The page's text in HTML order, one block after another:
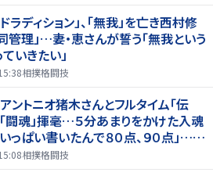
ラディション」、「無我」を亡き西村修
管理」…妻・恵さんが誓う「無我という
いきたい」
相撲格闘技
ントニオ猪木さんとフルタイム「伝
「闘魂」揮毫…５分あまりをかけた入魂
いっぱい書いたんで８０点、９０点」…
辰爾展」開催
相撲格闘技